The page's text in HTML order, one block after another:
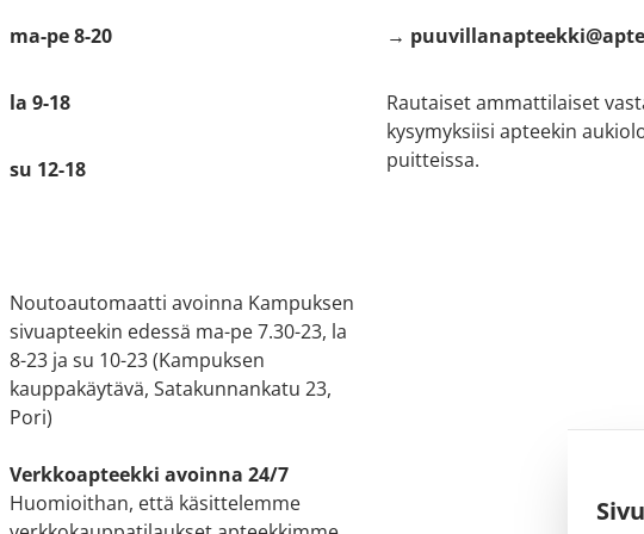
ma-pe 8-20
la 9-18
su 12-18
Noutoautomaatti avoinna Kampuksen
sivuapteekin edessä ma-pe 7.30-23, la
8-23 ja su 10-23 (Kampuksen
kauppakäytävä, Satakunnankatu 23,
Pori)
Verkkoapteekki avoinna 24/7
Huomioithan, että käsittelemme
→
Rautaiset ammattilaiset
kysymyksiisi apteekin
puitteissa.